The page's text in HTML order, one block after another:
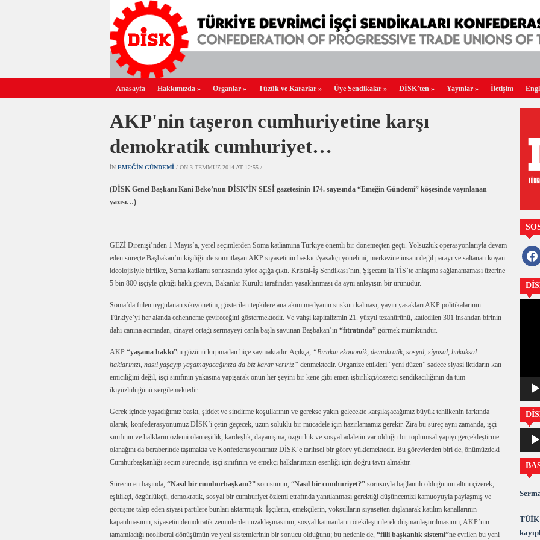
Anasayfa Hakkımızda » Organlar » Tüzük ve Kararlar » Üye Sendikalar » DİSK’ten » Yayınlar » İletişim
AKP'nin taşeron cumhuriyetine karşı
demokratik cumhuriyet…
IN EMEĞIN GÜNDEMI / ON 3 TEMMUZ 2014 AT 12:55 /
(DİSK Genel Başkanı Kani Beko’nun DİSK’İN SESİ gazetesinin 174. sayısında “Emeğin Gündemi” köşesinde yayınlanan
yazısı…)
GEZİ Direnişi’nden 1 Mayıs’a, yerel seçimlerden Soma katliamına Türkiye önemli bir dönemeçten geçti. Yolsuzluk operasyonlarıyla devam
eden süreçte Başbakan’ın kişiliğinde somutlaşan AKP siyasetinin baskıcı/yasakçı yönelimi, merkezine insanı değil parayı ve saltanatı koyan
ideolojisiyle birlikte, Soma katliamı sonrasında iyice açığa çıktı. Kristal-İş Sendikası’nın, Şişecam’la TİS’te anlaşma sağlanamaması üzerine
5 bin 800 işçiyle çıktığı haklı grevin, Bakanlar Kurulu tarafından yasaklanması da aynı anlayışın bir ürünüdür.
Soma’da fiilen uygulanan sıkıyönetim, gösterilen tepkilere ana akım medyanın suskun kalması, yayın yasakları AKP politikalarının
Türkiye’yi her alanda cehenneme çevireceğini göstermektedir. Ve vahşi kapitalizmin 21. yüzyıl tezahürünü, katledilen 301 insandan birinin
dahi canına acımadan, cinayet ortağı sermayeyi canla başla savunan Başbakan’ın “fıtratında” görmek mümkündür.
AKP “yaşama hakkı”nı gözünü kırpmadan hiçe saymaktadır. Açıkça, “Bırakın ekonomik, demokratik, sosyal, siyasal, hukuksal
haklarınızı, nasıl yaşayıp yaşamayacağınıza da biz karar veririz” denmektedir. Organize ettikleri “yeni düzen” sadece siyasi iktidarın kan
emiciliğini değil, işçi sınıfının yakasına yapışarak onun her şeyini bir kene gibi emen işbirlikçi/icazetçi sendikacılığının da tüm
ikiyüzlülüğünü sergilemektedir.
Gerek içinde yaşadığımız baskı, şiddet ve sindirme koşullarının ve gerekse yakın gelecekte karşılaşacağımız büyük tehlikenin farkında
olarak, konfederasyonumuz DİSK’i çetin geçecek, uzun soluklu bir mücadele için hazırlamamız gerekir. Zira bu süreç aynı zamanda, işçi
sınıfının ve halkların özlemi olan eşitlik, kardeşlik, dayanışma, özgürlük ve sosyal adaletin var olduğu bir toplumsal yapıyı gerçekleştirme
olanağını da beraberinde taşımakta ve Konfederasyonumuz DİSK’e tarihsel bir görev yüklemektedir. Bu görevlerden biri de, önümüzdeki
Cumhurbaşkanlığı seçim sürecinde, işçi sınıfının ve emekçi halklarımızın esenliği için doğru tavrı almaktır.
Sürecin en başında, “Nasıl bir cumhurbaşkanı?” sorusunun, “Nasıl bir cumhuriyet?” sorusuyla bağlantılı olduğunun altını çizerek;
eşitlikçi, özgürlükçü, demokratik, sosyal bir cumhuriyet özlemi etrafında yanıtlanması gerektiği düşüncemizi kamuoyuyla paylaşmış ve
görüşme talep eden siyasi partilere bunları aktarmıştık. İşçilerin, emekçilerin, yoksulların siyasetten dışlanarak katılım kanallarının
kapatılmasının, siyasetin demokratik zeminlerden uzaklaşmasının, sosyal katmanların ötekileştirilerek düşmanlaştırılmasının, AKP’nin
tamamladığı neoliberal dönüşümün ve yeni sistemlerinin bir sonucu olduğunu; bu nedenle de, “fiili başkanlık sistemi”ne evrilen bu yeni
oynatıcı
TÜİK